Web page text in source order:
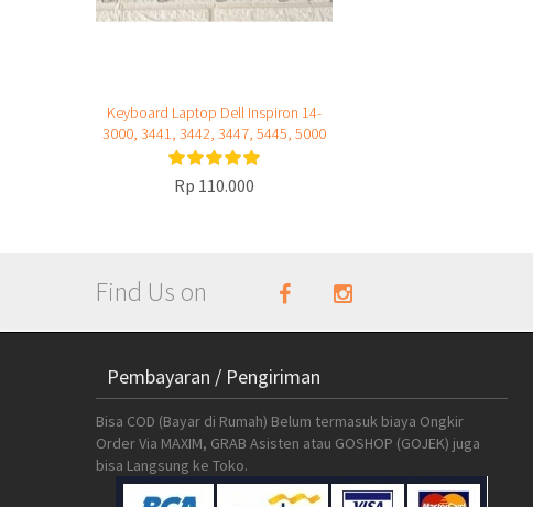
Keyboard Laptop Dell Inspiron 14-
3000, 3441, 3442, 3447, 5445, 5000
– P76G
Rp 110.000
Find Us on
Pembayaran / Pengiriman
Bisa COD (Bayar di Rumah) Belum termasuk biaya Ongkir
Order Via MAXIM, GRAB Asisten atau GOSHOP (GOJEK) juga
bisa Langsung ke Toko.